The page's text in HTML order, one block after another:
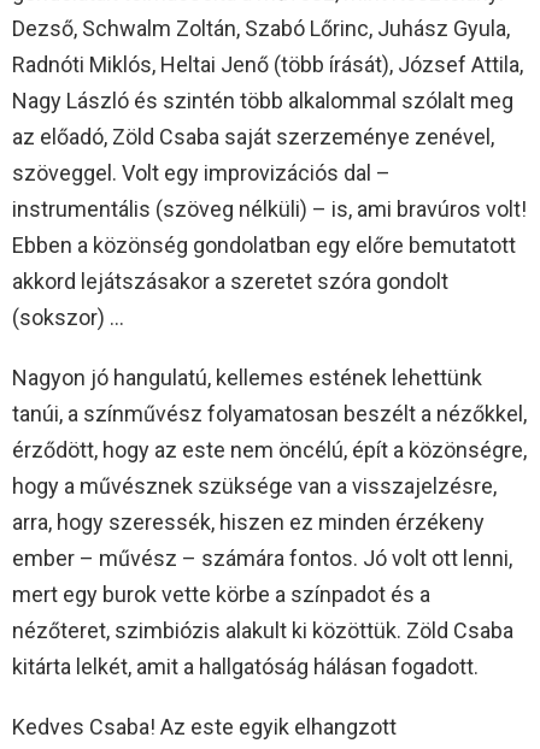
Dezső, Schwalm Zoltán, Szabó Lőrinc, Juhász Gyula,
Radnóti Miklós, Heltai Jenő (több írását), József Attila,
Nagy László és szintén több alkalommal szólalt meg
az előadó, Zöld Csaba saját szerzeménye zenével,
szöveggel. Volt egy improvizációs dal –
instrumentális (szöveg nélküli) – is, ami bravúros volt!
Ebben a közönség gondolatban egy előre bemutatott
akkord lejátszásakor a szeretet szóra gondolt
(sokszor) …
Nagyon jó hangulatú, kellemes estének lehettünk
tanúi, a színművész folyamatosan beszélt a nézőkkel,
érződött, hogy az este nem öncélú, épít a közönségre,
hogy a művésznek szüksége van a visszajelzésre,
arra, hogy szeressék, hiszen ez minden érzékeny
ember – művész – számára fontos. Jó volt ott lenni,
mert egy burok vette körbe a színpadot és a
nézőteret, szimbiózis alakult ki közöttük. Zöld Csaba
kitárta lelkét, amit a hallgatóság hálásan fogadott.
Kedves Csaba! Az este egyik elhangzott